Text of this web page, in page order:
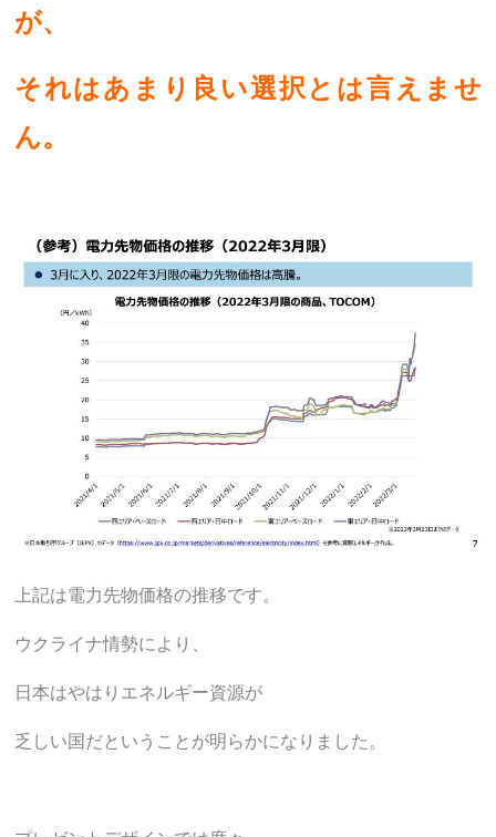
が、
それはあまり良い選択とは言えませ
ん。
上記は電力先物価格の推移です。
ウクライナ情勢により、
日本はやはりエネルギー資源が
乏しい国だということが明らかになりました。